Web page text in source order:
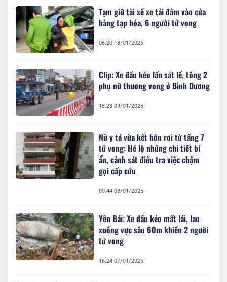
Tạm giữ tài xế xe tải đâm vào cửa
hàng tạp hóa, 6 người tử vong
06:20 13/01/2025
Clip: Xe đầu kéo lấn sát lề, tông 2
phụ nữ thương vong ở Bình Dương
18:23 09/01/2025
Nữ y tá vừa kết hôn rơi từ tầng 7
tử vong: Hé lộ những chi tiết bí
ẩn, cảnh sát điều tra việc chậm
gọi cấp cứu
09:44 08/01/2025
Yên Bái: Xe đầu kéo mất lái, lao
xuống vực sâu 60m khiến 2 người
tử vong
16:24 07/01/2025